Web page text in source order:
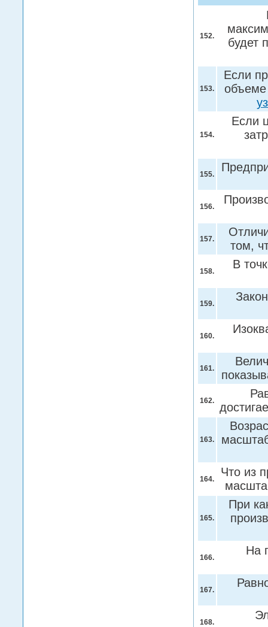
152.
будет
153.
Если
154.
Если
155.
156.
157.
том,
158.
В
159.
160.
161.
162.
163.
164.
Что из
165.
При
166.
На
167.
168.